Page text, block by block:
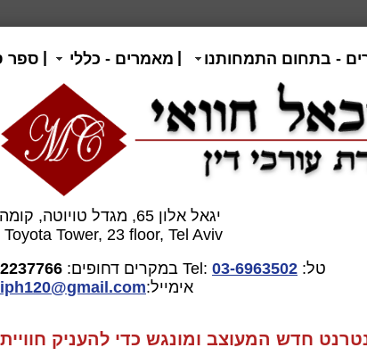
- בתחום התמחותנו מאמרים - כללי ספר
יגאל אלון 65, מגדל טויוטה, קומה 23, תל-אביב
Tower, 23 floor, Tel Aviv
טל: 03-6963502
Tel: במקרים דחופים:
אימייל:E-mail:gmail.com
חדש המעוצב ומונגש כדי להעניק